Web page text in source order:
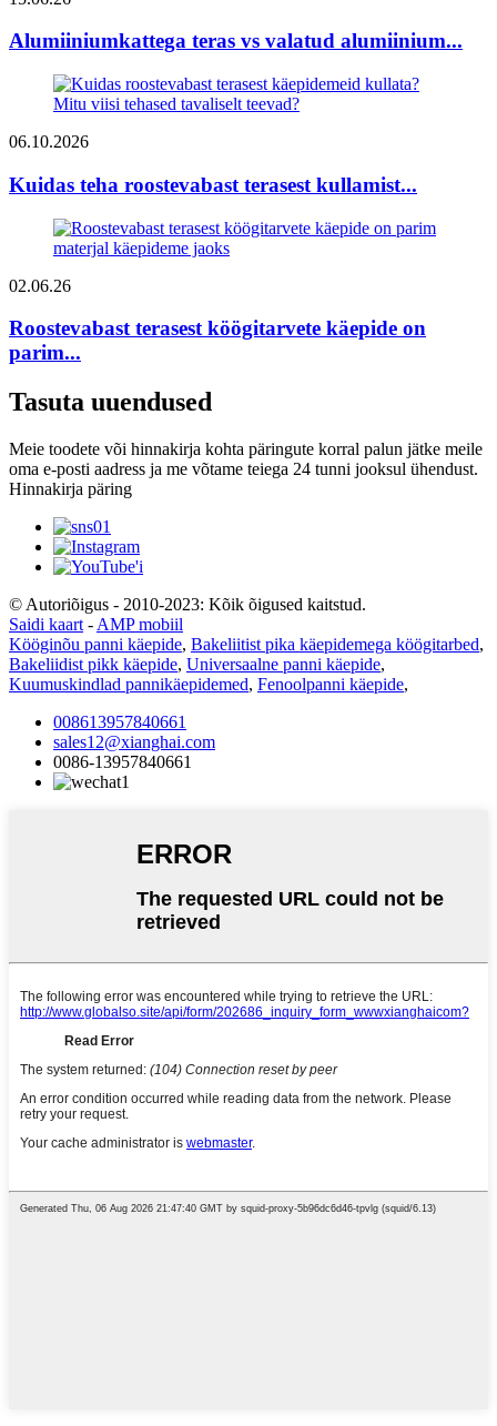
Alumiiniumkattega teras vs valatud alumiinium...
06.10.2026
Kuidas teha roostevabast terasest kullamist...
02.06.26
Roostevabast terasest köögitarvete käepide on
parim...
Tasuta uuendused
Meie toodete või hinnakirja kohta päringute korral palun jätke meile
oma e-posti aadress ja me võtame teiega 24 tunni jooksul ühendust.
Hinnakirja päring
© Autoriõigus - 2010-2023: Kõik õigused kaitstud.
Saidi kaart - AMP mobiil
Kööginõu panni käepide, Bakeliitist pika käepidemega köögitarbed,
Bakeliidist pikk käepide, Universaalne panni käepide,
Kuumuskindlad pannikäepidemed, Fenoolpanni käepide,
008613957840661
sales12@xianghai.com
0086-13957840661